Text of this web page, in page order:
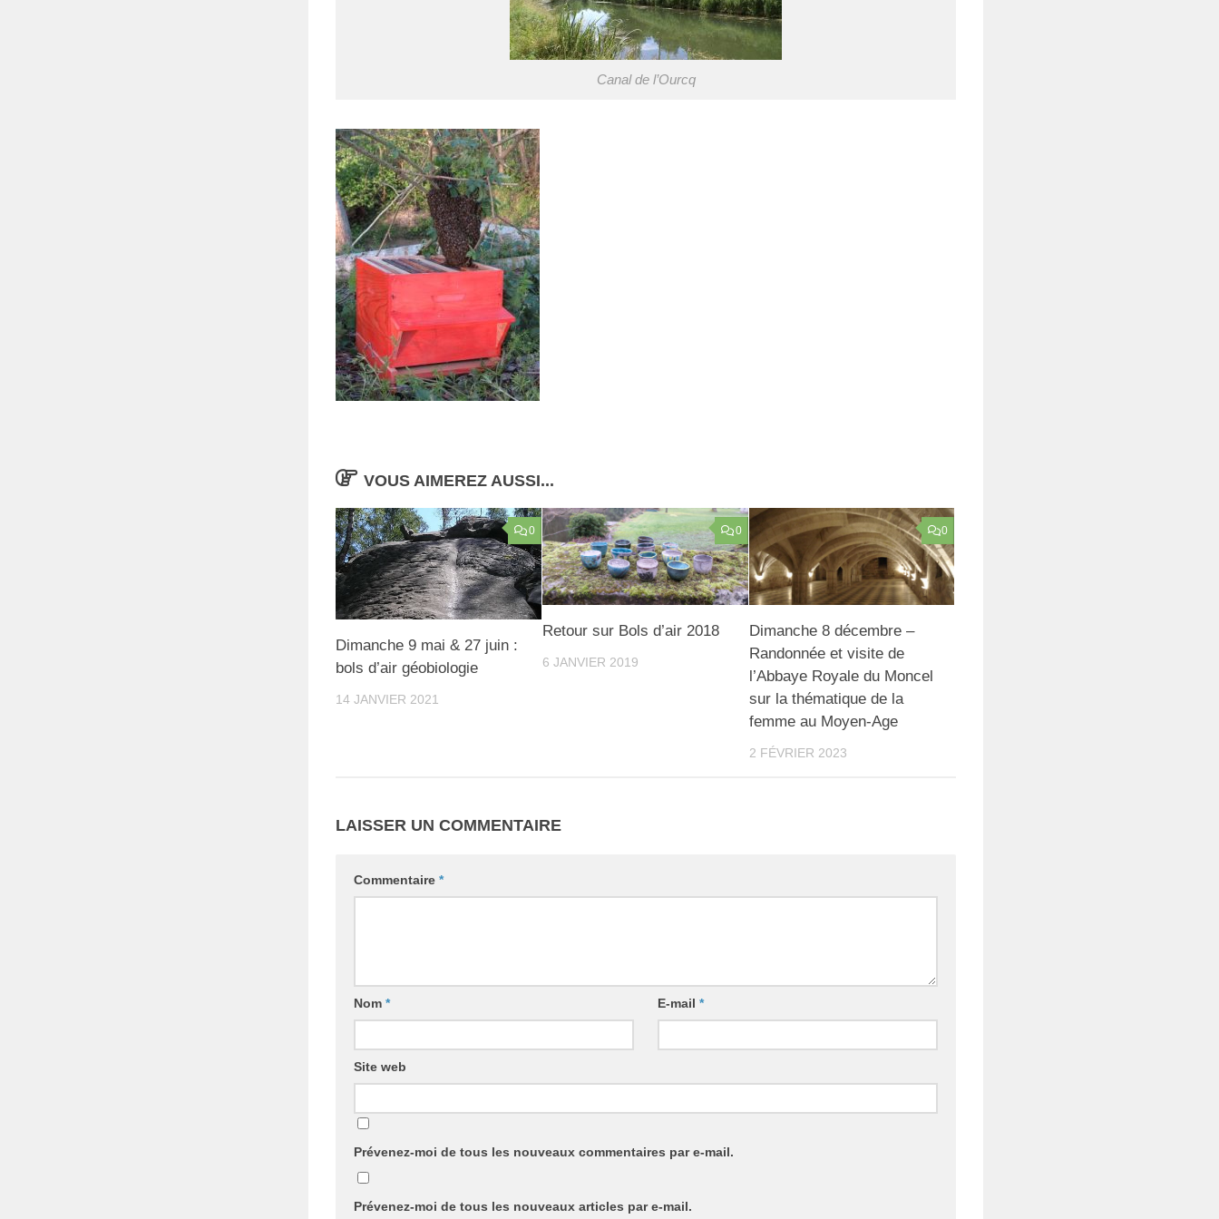
Canal de l’Ourcq
VOUS AIMEREZ AUSSI...
0
Dimanche 9 mai & 27 juin :
bols d’air géobiologie
14 JANVIER 2021
0
Retour sur Bols d’air 2018
6 JANVIER 2019
0
Dimanche 8 décembre –
Randonnée et visite de
l’Abbaye Royale du Moncel
sur la thématique de la
femme au Moyen-Age
2 FÉVRIER 2023
LAISSER UN COMMENTAIRE
Commentaire *
Nom * E-mail *
Site web
Prévenez-moi de tous les nouveaux commentaires par e-mail.
Prévenez-moi de tous les nouveaux articles par e-mail.